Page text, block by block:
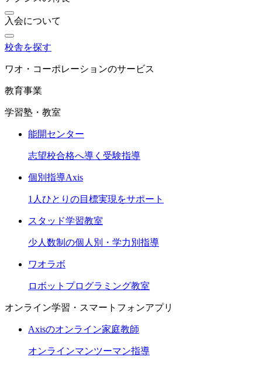
入会について
校舎を探す
ワオ・コーポレーションのサービス
教育事業
学習塾・教室
能開センター
志望校合格へ導く受験指導
個別指導Axis
1人ひとりの目標実現をサポート
スタッド学習教室
少人数制の個人別・学力別指導
ワオラボ
ロボットプログラミング教室
オンライン学習・スマートフォンアプリ
Axisのオンライン家庭教師
オンラインマンツーマン指導